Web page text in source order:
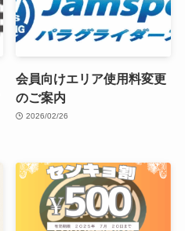
会員向けエリア使用料変更
のご案内
2026/02/26